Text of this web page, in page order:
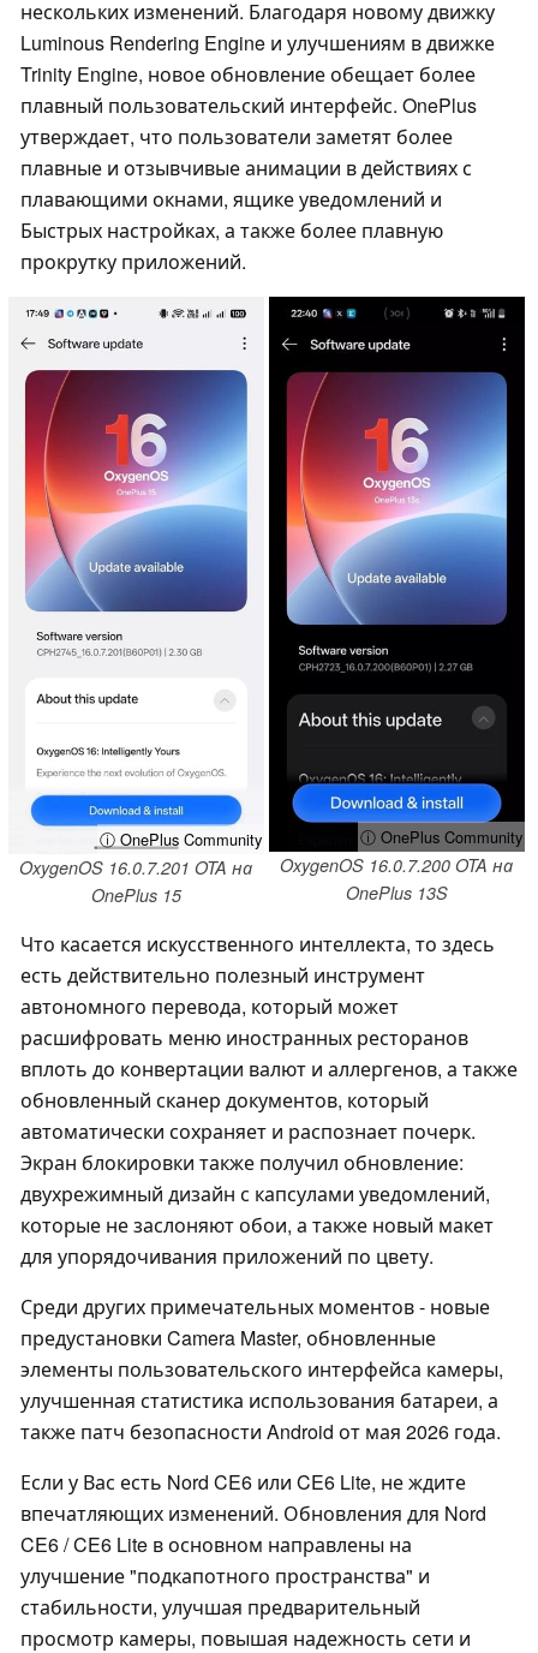
нескольких изменений. Благодаря новому движку
Luminous Rendering Engine и улучшениям в движке
Trinity Engine, новое обновление обещает более
плавный пользовательский интерфейс. OnePlus
утверждает, что пользователи заметят более
плавные и отзывчивые анимации в действиях с
плавающими окнами, ящике уведомлений и
Быстрых настройках, а также более плавную
прокрутку приложений.
ⓘ OnePlus Community
OxygenOS 16.0.7.201 OTA на
OnePlus 15
ⓘ OnePlus Community
OxygenOS 16.0.7.200 OTA на
OnePlus 13S
Что касается искусственного интеллекта, то здесь
есть действительно полезный инструмент
автономного перевода, который может
расшифровать меню иностранных ресторанов
вплоть до конвертации валют и аллергенов, а также
обновленный сканер документов, который
автоматически сохраняет и распознает почерк.
Экран блокировки также получил обновление:
двухрежимный дизайн с капсулами уведомлений,
которые не заслоняют обои, а также новый макет
для упорядочивания приложений по цвету.
Среди других примечательных моментов - новые
предустановки Camera Master, обновленные
элементы пользовательского интерфейса камеры,
улучшенная статистика использования батареи, а
также патч безопасности Android от мая 2026 года.
Если у Вас есть Nord CE6 или CE6 Lite, не ждите
впечатляющих изменений. Обновления для Nord
CE6 / CE6 Lite в основном направлены на
улучшение "подкапотного пространства" и
стабильности, улучшая предварительный
просмотр камеры, повышая надежность сети и